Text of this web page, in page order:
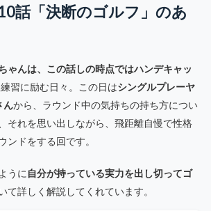
話「決断のゴルフ」のあ
ゃんは、この話しの時点ではハンデキャッ
習に励む日々。この日はシングルプレーヤ
んから、ラウンド中の気持ちの持ち方につい
それを思い出しながら、飛距離自慢で性格
ンドをする回です。
うに 自分が持っている実力を出し切ってゴ
て詳しく解説してくれています。